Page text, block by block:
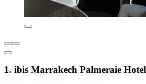
1. ibis Marrakech Palmeraie Hotel